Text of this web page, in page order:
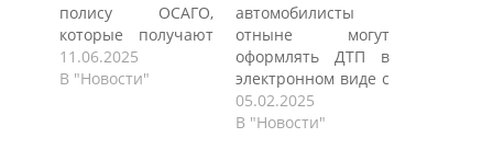
полису ОСАГО,
которые получают
участники ДТП,
если они не
11.06.2025
В "Новости"
автомобилисты
отныне могут
оформлять ДТП в
электронном виде с
использованием
мобильного
05.02.2025
В "Новости"